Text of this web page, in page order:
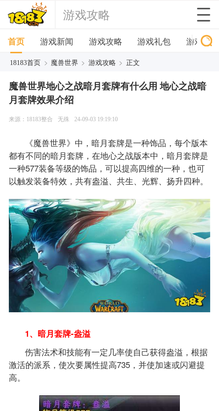
游戏攻略
首页 游戏新闻 游戏攻略 游戏礼包 游戏下
18183首页 > 魔兽世界 > 游戏攻略 > 正文
魔兽世界地心之战暗月套牌有什么用 地心之战暗
月套牌效果介绍
来源：18183整合 无殊 24-09-03 19:19:10
《魔兽世界》中，暗月套牌是一种饰品，每个版本
都有不同的暗月套牌，在地心之战版本中，暗月套牌是
一种577装备等级的饰品，可以提高四维的一种，也可
以触发装备特效，共有盎溢、共生、光辉、扬升四种。
1、暗月套牌-盎溢
伤害法术和技能有一定几率使自己获得盎溢，根据
激活的派系，使次要属性提高735，并使加速或闪避提
高。